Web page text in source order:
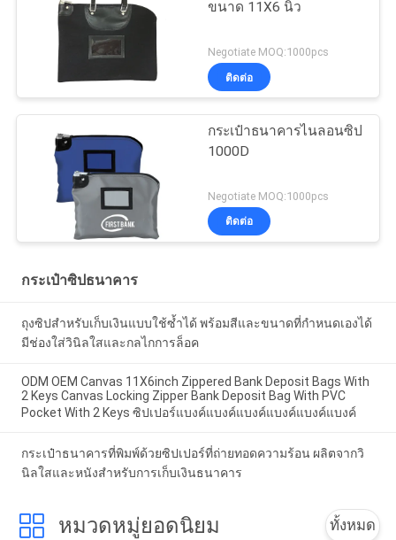
ขนาด 11X6 นิ้ว
Negotiate MOQ:1000pcs
ติดต่อ
กระเป๋าธนาคารไนลอนซิป
1000D
Negotiate MOQ:1000pcs
ติดต่อ
กระเป๋าซิปธนาคาร
ถุงซิปสำหรับเก็บเงินแบบใช้ซ้ำได้ พร้อมสีและขนาดที่กำหนดเองได้
มีช่องใส่วินิลใสและกลไกการล็อค
ODM OEM Canvas 11X6inch Zippered Bank Deposit Bags With
2 Keys Canvas Locking Zipper Bank Deposit Bag With PVC
Pocket With 2 Keys ซิปเปอร์แบงค์แบงค์แบงค์แบงค์แบงค์แบงค์
กระเป๋าธนาคารที่พิมพ์ด้วยซิปเปอร์ที่ถ่ายทอดความร้อน ผลิตจากวิ
นิลใสและหนังสําหรับการเก็บเงินธนาคาร
หมวดหมู่ยอดนิยม ทั้งหมด